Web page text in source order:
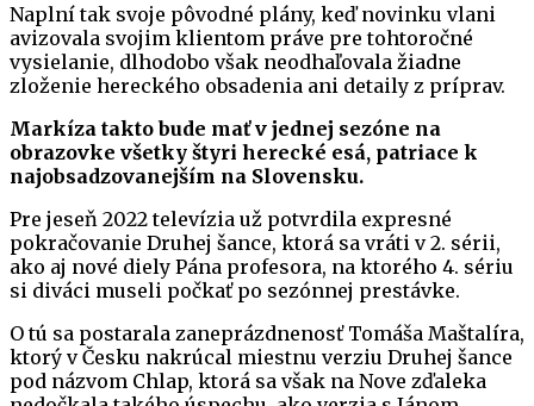
Naplní tak svoje pôvodné plány, keď novinku vlani
avizovala svojim klientom práve pre tohtoročné
vysielanie, dlhodobo však neodhaľovala žiadne
zloženie hereckého obsadenia ani detaily z príprav.
Markíza takto bude mať v jednej sezóne na
obrazovke všetky štyri herecké esá, patriace k
najobsadzovanejším na Slovensku.
Pre jeseň 2022 televízia už potvrdila expresné
pokračovanie Druhej šance, ktorá sa vráti v 2. sérii,
ako aj nové diely Pána profesora, na ktorého 4. sériu
si diváci museli počkať po sezónnej prestávke.
O tú sa postarala zaneprázdnenosť Tomáša Maštalíra,
ktorý v Česku nakrúcal miestnu verziu Druhej šance
pod názvom Chlap, ktorá sa však na Nove zďaleka